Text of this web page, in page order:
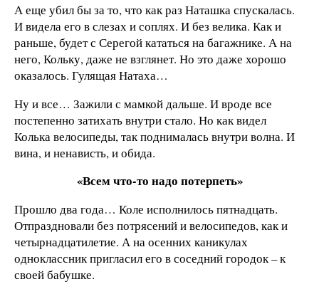
А еще убил бы за то, что как раз Наташка спускалась.
И видела его в слезах и соплях. И без велика. Как и
раньше, будет с Серегой кататься на багажнике. А на
него, Кольку, даже не взглянет. Но это даже хорошо
оказалось. Гулящая Натаха…
Ну и все… Зажили с мамкой дальше. И вроде все
постепенно затихать внутри стало. Но как видел
Колька велосипеды, так поднималась внутри волна. И
вина, и ненависть, и обида.
«Всем что-то надо потерпеть»
Прошло два года… Коле исполнилось пятнадцать.
Отпраздновали без потрясений и велосипедов, как и
четырнадцатилетие. А на осенних каникулах
одноклассник пригласил его в соседний городок – к
своей бабушке.